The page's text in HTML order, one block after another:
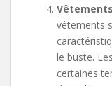
vêtements
le buste.
certaines